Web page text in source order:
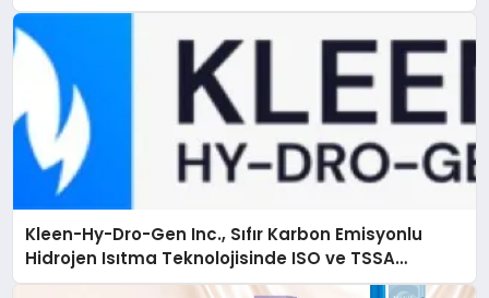
Kleen-Hy-Dro-Gen Inc., Sıfır Karbon Emisyonlu
Hidrojen Isıtma Teknolojisinde ISO ve TSSA
Düzenleyici Onaylarını Aldı